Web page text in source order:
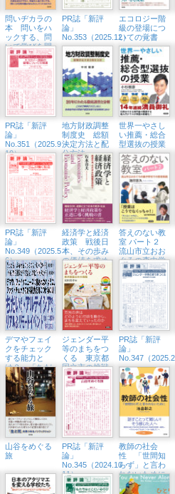
問いヂカラの
本 問いをハ
ックする、問
いで学びを開
く
PR誌「新評
論」
No.353（2025.12）
エコロジー階
級の登場につ
いての覚書
PR誌「新評
論」
No.351（2025.9・
10）
地方財政調整
制度史 総額
決定方法と配
分方法
世界一やさし
い推薦・総合
型選抜の授業
PR誌「新評
論」
No.349（2025.5・
6）
経済学と経済
政策 戦後日
本、その歩み
の価値を求め
て
答えのない教
室 パート２
流山市立おお
ぐろの森中学
校での教育実
践
デマやフェイ
クをチェック
する能力と
は？ 「ちだ
いさん&アル
テイシアさ
ん」隆祥館書
店でトークイ
ベント開催
（3/23㈰）
ジェンダー平
等のまちをつ
くる 東京都
国立市の挑戦
PR誌「新評
論」
No.347（
山谷をめぐる
旅
PR誌「新評
論」
No.345（2024.10・
11）
教師の社会
性 「世間知
らず」と言わ
れないために